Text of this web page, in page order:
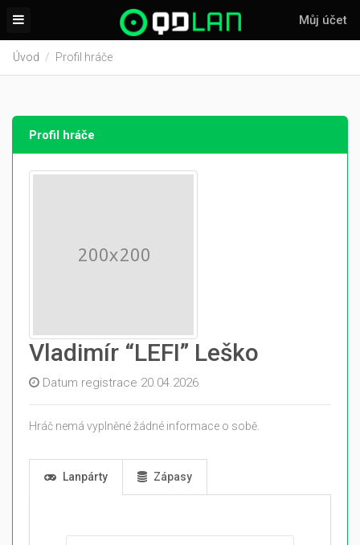
Můj účet
Úvod Profil hráče
Profil hráče
Vladimír “LEFI” Leško
Datum registrace 20.04.2026
Hráč nemá vyplněné žádné informace o sobě.
Lanpárty Zápasy